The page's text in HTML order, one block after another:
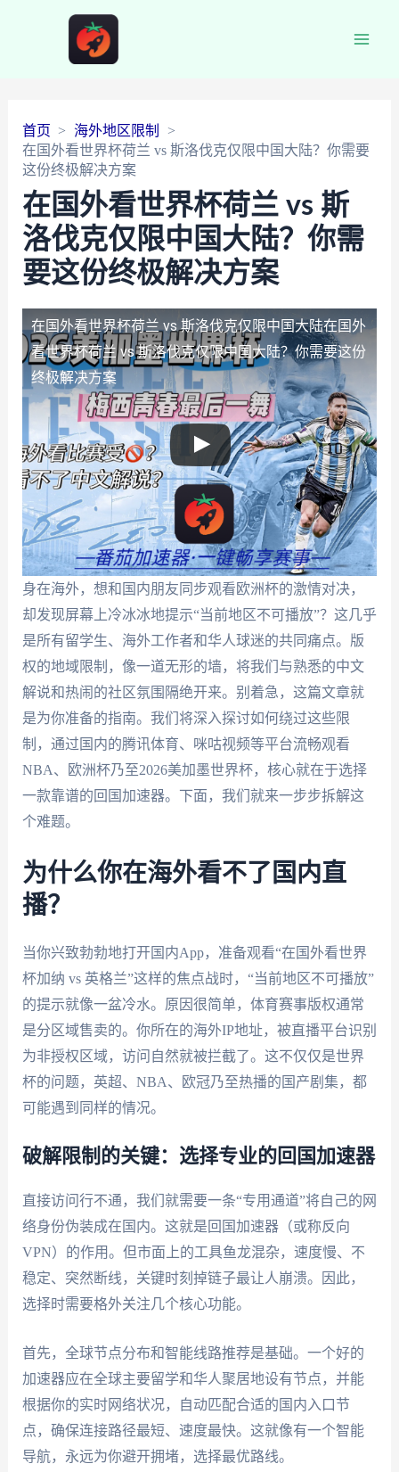
首页
海外地区限制
在国外看世界杯荷兰 vs 斯洛伐克仅限中国大陆？你需要
这份终极解决方案
在国外看世界杯荷兰 vs 斯
洛伐克仅限中国大陆？你需
要这份终极解决方案
在国外看世界杯荷兰 vs 斯洛伐克仅限中国大陆在国外
看世界杯荷兰 vs 斯洛伐克仅限中国大陆？你需要这份
终极解决方案
身在海外，想和国内朋友同步观看欧洲杯的激情对决，
却发现屏幕上冷冰冰地提示“当前地区不可播放”？这几乎
是所有留学生、海外工作者和华人球迷的共同痛点。版
权的地域限制，像一道无形的墙，将我们与熟悉的中文
解说和热闹的社区氛围隔绝开来。别着急，这篇文章就
是为你准备的指南。我们将深入探讨如何绕过这些限
制，通过国内的腾讯体育、咪咕视频等平台流畅观看
NBA、欧洲杯乃至2026美加墨世界杯，核心就在于选择
一款靠谱的回国加速器。下面，我们就来一步步拆解这
个难题。
为什么你在海外看不了国内直
播？
当你兴致勃勃地打开国内App，准备观看“在国外看世界
杯加纳 vs 英格兰”这样的焦点战时，“当前地区不可播放”
的提示就像一盆冷水。原因很简单，体育赛事版权通常
是分区域售卖的。你所在的海外IP地址，被直播平台识别
为非授权区域，访问自然就被拦截了。这不仅仅是世界
杯的问题，英超、NBA、欧冠乃至热播的国产剧集，都
可能遇到同样的情况。
破解限制的关键：选择专业的回国加速器
直接访问行不通，我们就需要一条“专用通道”将自己的网
络身份伪装成在国内。这就是回国加速器（或称反向
VPN）的作用。但市面上的工具鱼龙混杂，速度慢、不
稳定、突然断线，关键时刻掉链子最让人崩溃。因此，
选择时需要格外关注几个核心功能。
首先，全球节点分布和智能线路推荐是基础。一个好的
加速器应在全球主要留学和华人聚居地设有节点，并能
根据你的实时网络状况，自动匹配合适的国内入口节
点，确保连接路径最短、速度最快。这就像有一个智能
导航，永远为你避开拥堵，选择最优路线。